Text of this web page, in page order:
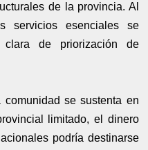
de la provincia. Al
servicios esenciales se
de priorización de
se sustenta en
limitado, el dinero
podría destinarse